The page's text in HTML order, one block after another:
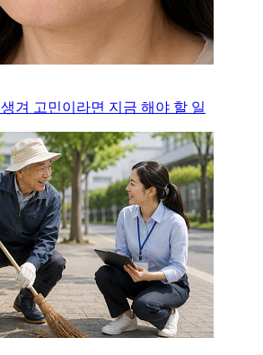
겨 고민이라면 지금 해야 할 일